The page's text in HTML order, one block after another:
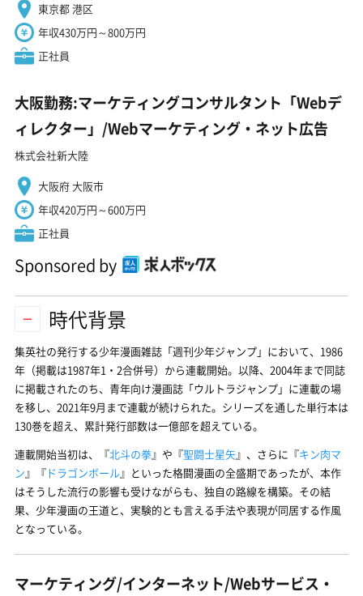
東京都 港区
年収430万円～800万円
正社員
大阪勤務:マーケティングコンサルタント「Webデ
ィレクター」/Webマーケティング・ネット広告
株式会社新大陸
大阪府 大阪市
年収420万円～600万円
正社員
Sponsored by
時代背景
集英社の発行する少年漫画雑誌「週刊少年ジャンプ」において、1986
年（掲載は1987年1・2合併号）から連載開始。以降、2004年まで同誌
に掲載されたのち、青年向け漫画誌「ウルトラジャンプ」に連載の場
を移し、2021年9月まで連載が続けられた。シリーズを通した単行本は
130巻を超え、累計発行部数は一億部を超えている。
連載開始当初は、『北斗の拳』や『聖闘士星矢』、さらに『キン肉マ
ン 』『 ドラゴンボール』といった格闘漫画の全盛期であったが、本作
はそうした流行の影響も受けながらも、独自の路線を構築。その結
果、少年漫画の王道と、実験的とも言える手法や表現が同居する作風
となっている。
マーケティング/インターネット/Webサービス・